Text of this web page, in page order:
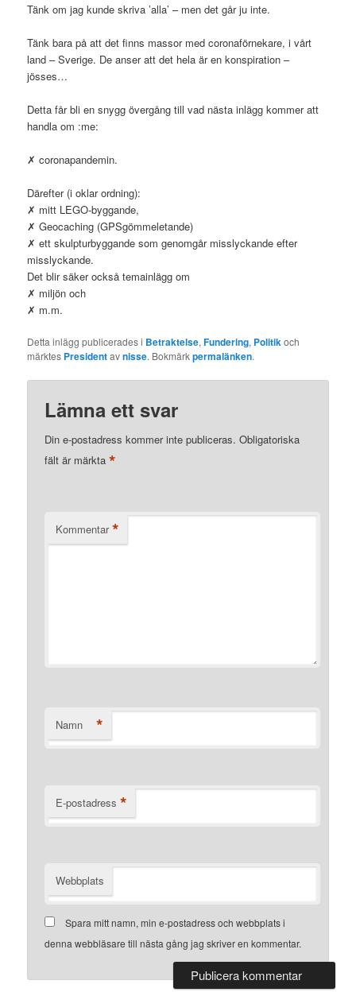
Tänk om jag kunde skriva ’alla’ – men det går ju inte.
Tänk bara på att det finns massor med coronaförnekare, i vårt
land – Sverige. De anser att det hela är en konspiration –
jösses…
Detta får bli en snygg övergång till vad nästa inlägg kommer att
handla om :me:
✗ coronapandemin.
Därefter (i oklar ordning):
✗ mitt LEGO-byggande,
✗ Geocaching (GPSgömmeletande)
✗ ett skulpturbyggande som genomgår misslyckande efter
misslyckande.
Det blir säker också temainlägg om
✗ miljön och
✗ m.m.
Detta inlägg publicerades i Betraktelse,Fundering, Politikoch
märktes Presidentavnisse. Bokmärkpermalänken.
Lämna ett svar
Din e-postadress kommer inte publiceras. Obligatoriska
fält är märkta*
Kommentar *
Namn *
E-postadress *
Webbplats
Spara mitt namn, min e-postadress och webbplats i
denna webbläsare till nästa gång jag skriver en kommentar.